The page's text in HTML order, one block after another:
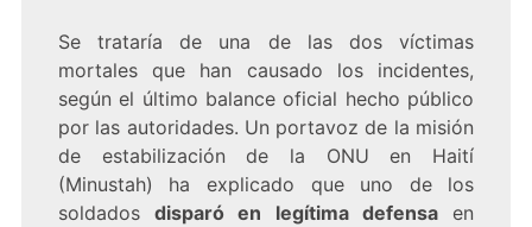
Se trataría de una de las dos víctimas
mortales que han causado los incidentes,
según el último balance oficial hecho público
por las autoridades. Un portavoz de la misión
de estabilización de la ONU en Haití
(Minustah) ha explicado que uno de los
soldadosdisparó en legítima defensaen